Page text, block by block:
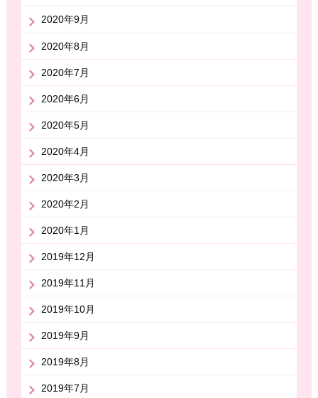
2020年9月
2020年8月
2020年7月
2020年6月
2020年5月
2020年4月
2020年3月
2020年2月
2020年1月
2019年12月
2019年11月
2019年10月
2019年9月
2019年8月
2019年7月